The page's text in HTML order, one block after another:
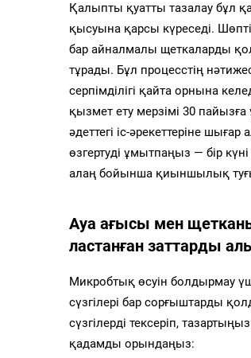
Қалыпты қуатты тазалау бұл
қысуына қарсы күреседі.
бар айналмалы щеткаларды
тұрады. Бұл процесстің
серпімділігі қайта орнына
қызмет ету мерзімі 30
әдеттегі іс-әрекеттеріне
өзгертуді ұмытпаңыз — бір
алаң бойынша қиыншылық
Ауа ағысы мен
ластанған заттарды
Микробтық өсуін болдырмау
сүзгілері бар сорғыштарды
сүзгілерді тексеріп,
қадамды орындаңыз: